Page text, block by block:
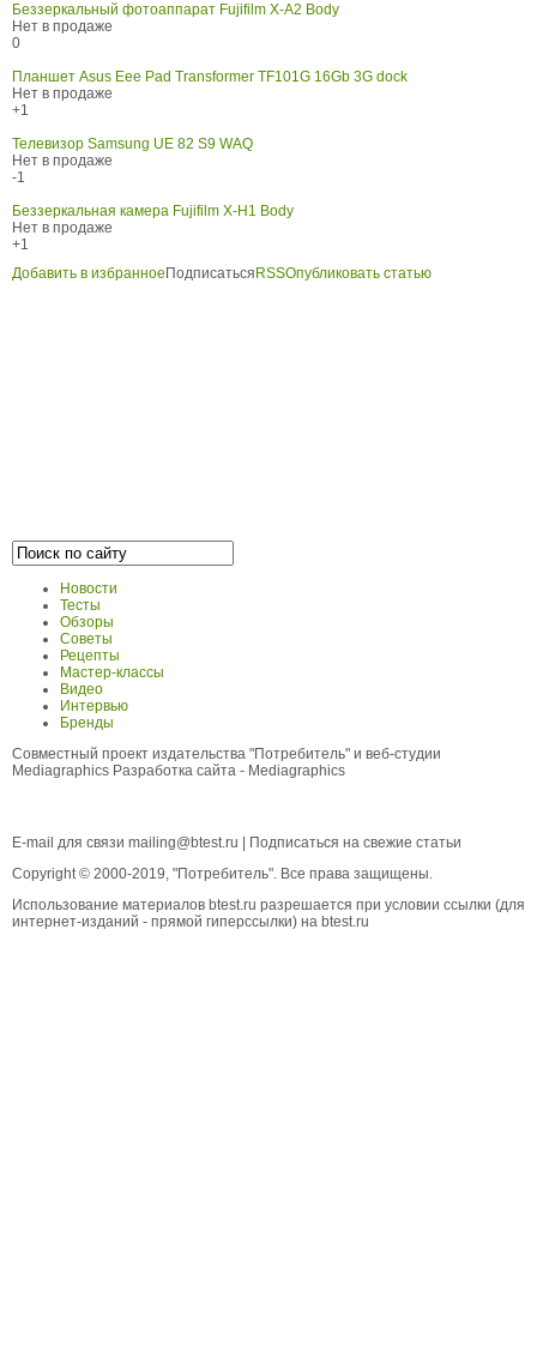
Беззеркальный фотоаппарат Fujifilm X-A2 Body
Нет в продаже
0
Планшет Asus Eee Pad Transformer TF101G 16Gb 3G dock
Нет в продаже
+1
Телевизор Samsung UE 82 S9 WAQ
Нет в продаже
-1
Беззеркальная камера Fujifilm X-H1 Body
Нет в продаже
+1
Добавить в избранное Подписаться RSSОпубликовать статью
Новости
Тесты
Обзоры
Советы
Рецепты
Мастер-классы
Видео
Интервью
Бренды
Совместный проект издательства "Потребитель" и веб-студии
Mediagraphics Разработка сайта - Mediagraphics
E-mail для связи mailing@btest.ru
Подписаться на свежие статьи
Copyright © 2000-2019, "Потребитель". Все права защищены.
Использование материалов btest.ru разрешается при условии ссылки (для
интернет-изданий - прямой гиперссылки) на btest.ru